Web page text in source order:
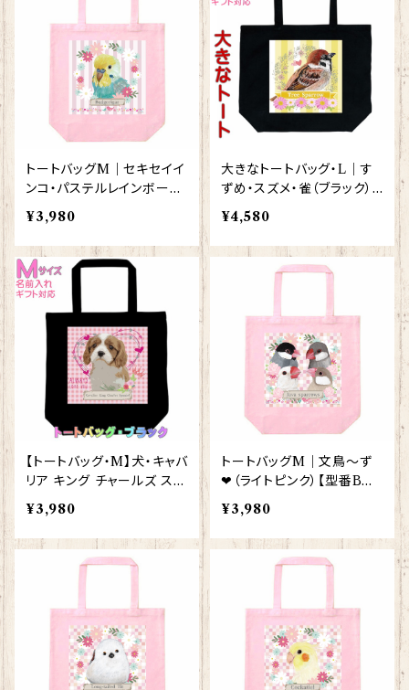
トートバッグM｜セキセイイ
ンコ・パステルレインボー
（ライトピンク）【型番BMLP
-68】
¥3,980
大きなトートバッグ・L｜す
ずめ・スズメ・雀（ブラック）
【型番 BL-42】KYAPIArt
きゃぴあーと
¥4,580
【トートバッグ・M】犬・キャバ
リア キング チャールズ スパ
ニエル（黒）【型番 BM-1】き
ゃぴあーと KYAPIArt
¥3,980
トートバッグM｜文鳥～ず
❤（ライトピンク）【型番BM
LP-4000】
¥3,980